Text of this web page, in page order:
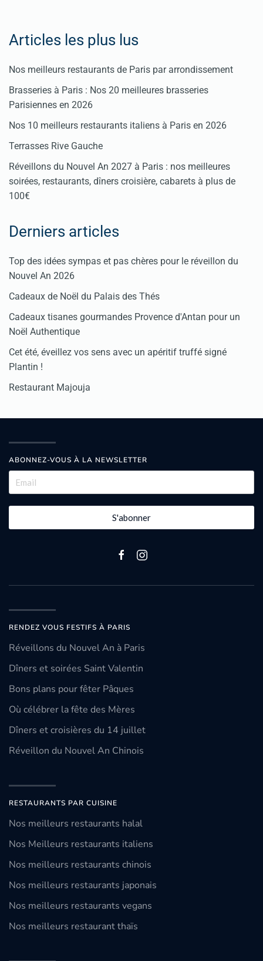
Articles les plus lus
Nos meilleurs restaurants de Paris par arrondissement
Brasseries à Paris : Nos 20 meilleures brasseries
Parisiennes en 2026
Nos 10 meilleurs restaurants italiens à Paris en 2026
Terrasses Rive Gauche
Réveillons du Nouvel An 2027 à Paris : nos meilleures
soirées, restaurants, dîners croisière, cabarets à plus de
100€
Derniers articles
Top des idées sympas et pas chères pour le réveillon du
Nouvel An 2026
Cadeaux de Noël du Palais des Thés
Cadeaux tisanes gourmandes Provence d'Antan pour un
Noël Authentique
Cet été, éveillez vos sens avec un apéritif truffé signé
Plantin !
Restaurant Majouja
ABONNEZ-VOUS À LA NEWSLETTER
S'abonner
RENDEZ VOUS FESTIFS À PARIS
Réveillons du Nouvel An à Paris
Dîners et soirées Saint Valentin
Bons plans pour fêter Pâques
Où célébrer la fête des Mères
Dîners et croisières du 14 juillet
Réveillon du Nouvel An Chinois
RESTAURANTS PAR CUISINE
Nos meilleurs restaurants halal
Nos Meilleurs restaurants italiens
Nos meilleurs restaurants chinois
Nos meilleurs restaurants japonais
Nos meilleurs restaurants vegans
Nos meilleurs restaurant thaïs